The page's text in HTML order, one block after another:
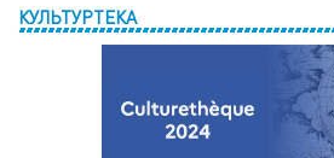
КУЛЬТУРТЕКА